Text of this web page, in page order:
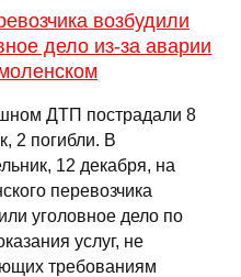
возбудили
дело из-за аварии
ДТП пострадали 8
2 погибли. В
12 декабря, на
перевозчика
уголовное дело по
услуг, не
требованиям